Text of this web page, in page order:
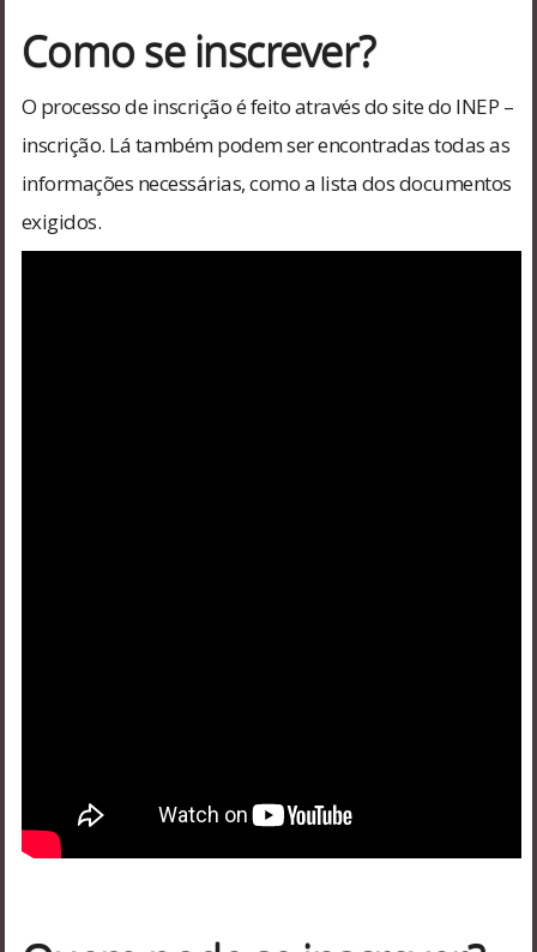
Como se inscrever?
O processo de inscrição é feito através do site do INEP –
inscrição. Lá também podem ser encontradas todas as
informações necessárias, como a lista dos documentos
exigidos.